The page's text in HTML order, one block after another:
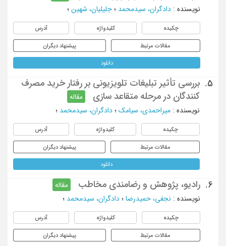
نویسنده : دادگران، سیدمحمد ؛ جلیلیان، شهین ؛
چکیده کلیدواژه آدرس
مقالات مرتبط پیشنهاد دیگران
دانلود
5.
بررسی تأثیر تبلیغات تلویزیونی بر رفتار خرید مصرف
کنندگان در مرحله متقاعد سازی
مقاله
نویسنده : میراحمدی، سیامک ؛ دادگران، سیدمحمد ؛
چکیده کلیدواژه آدرس
مقالات مرتبط پیشنهاد دیگران
دانلود
6. رادیو، پژوهش و رضامندی مخاطب
مقاله
نویسنده : نجفی، حمیدرضا ؛ دادگران، سیدمحمد ؛
چکیده کلیدواژه آدرس
مقالات مرتبط پیشنهاد دیگران